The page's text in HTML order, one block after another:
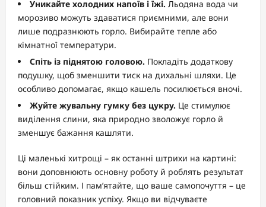
Уникайте холодних напоїв і їжі. Льодяна вода чи
морозиво можуть здаватися приємними, але вони
лише подразнюють горло. Вибирайте тепле або
кімнатної температури.
Спіть із піднятою головою. Покладіть додаткову
подушку, щоб зменшити тиск на дихальні шляхи. Це
особливо допомагає, якщо кашель посилюється вночі.
Жуйте жувальну гумку без цукру. Це стимулює
виділення слини, яка природно зволожує горло й
зменшує бажання кашляти.
Ці маленькі хитрощі – як останні штрихи на картині:
вони доповнюють основну роботу й роблять результат
більш стійким. І пам’ятайте, що ваше самопочуття – це
головний показник успіху. Якщо ви відчуваєте